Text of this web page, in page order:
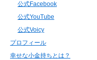
公式Facebook
公式YouTube
公式Voicy
プロフィール
幸せな小金持ちとは？